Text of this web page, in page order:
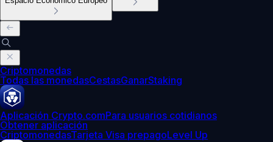
Criptomonedas
Todas las monedasCestasGanarStaking
Aplicación Crypto.comPara usuarios cotidianos
Obtener aplicación
CriptomonedasTarjeta Visa prepagoLevel Up